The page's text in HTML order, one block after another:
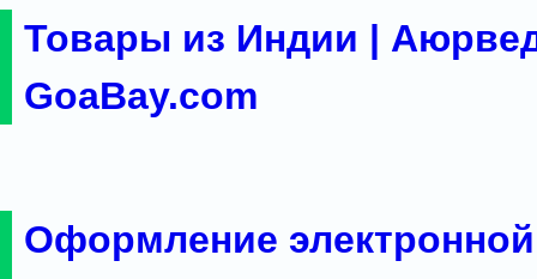
Товары из Индии |
GoaBay.com
Оформление электронной